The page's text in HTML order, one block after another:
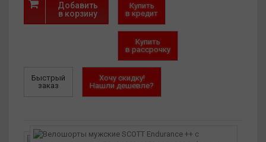
Добавить
в корзину
Купить
в кредит
Купить
в рассрочку
Быстрый
заказ
Хочу скидку!
Нашли дешевле?